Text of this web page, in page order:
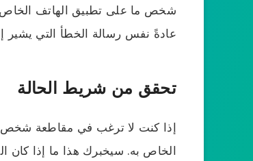
شخص ما على تطبيق الهاتف
عادةً نفس رسالة الخطأ التي يشير
تحقق من شريط الحالة
إذا كنت لا ترغب في مقاطعة شخص
الخاص به. سيخبرك هذا ما إذا